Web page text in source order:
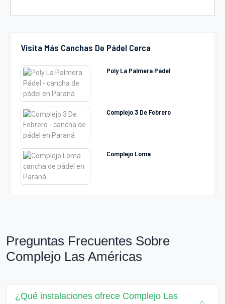
Visita Más Canchas De Pádel Cerca
Poly La Palmera Pádel
Complejo 3 De Febrero
Complejo Loma
Preguntas Frecuentes Sobre
Complejo Las Américas
¿Qué instalaciones ofrece Complejo Las